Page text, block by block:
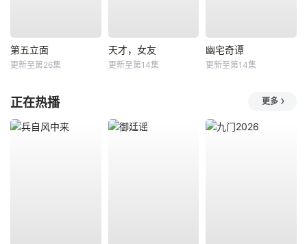
第五立面
更新至第26集
天才，女友
更新至第14集
幽宅奇谭
更新至第14集
正在热播 更多